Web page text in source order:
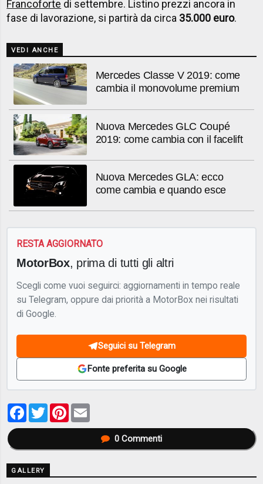
Francoforte di settembre. Listino prezzi ancora in
fase di lavorazione, si partirà da circa 35.000 euro.
VEDI ANCHE
Mercedes Classe V 2019: come
cambia il monovolume premium
Nuova Mercedes GLC Coupé
2019: come cambia con il facelift
Nuova Mercedes GLA: ecco
come cambia e quando esce
RESTA AGGIORNATO
MotorBox, prima di tutti gli altri
Scegli come vuoi seguirci: aggiornamenti in tempo reale
su Telegram, oppure dai priorità a MotorBox nei risultati
di Google.
Seguici su Telegram
Fonte preferita su Google
Facebook
TwitterPinterest
0Commenti
GALLERY